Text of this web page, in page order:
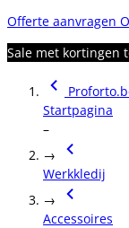
Offerte aanvragen
Sale met kortingen
Startpagina
–
→
Werkkledij
→
Accessoires